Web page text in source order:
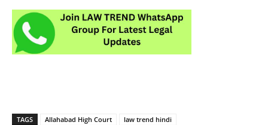
TAGS Allahabad High Court law trend hindi